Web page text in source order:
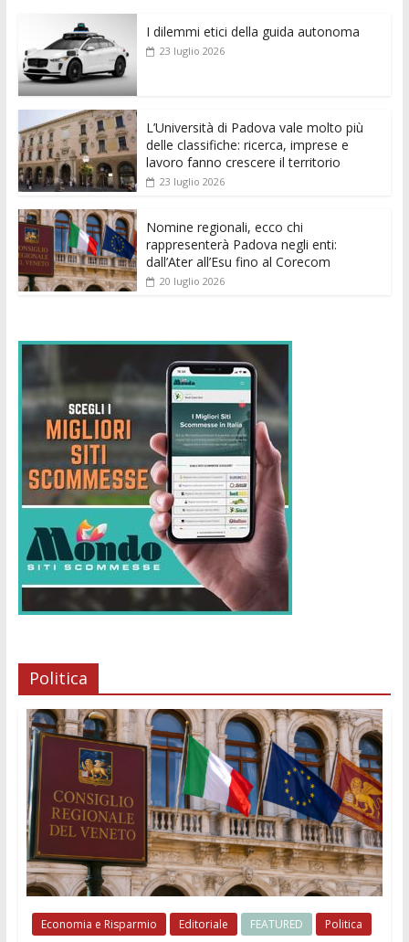
e
b
o
o
k
itt
er
ai
l s
p
ss
e
er
di e di
I dilemmi etici della guida autonoma
23 luglio 2026
L’Università di Padova vale molto più
delle classifiche: ricerca, imprese e
lavoro fanno crescere il territorio
23 luglio 2026
Nomine regionali, ecco chi
rappresenterà Padova negli enti:
dall’Ater all’Esu fino al Corecom
20 luglio 2026
Politica
Economia e Risparmio Editoriale FEATURED Politica